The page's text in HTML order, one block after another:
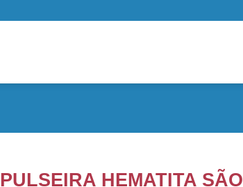
PULSEIRA HEMATITA SÃO